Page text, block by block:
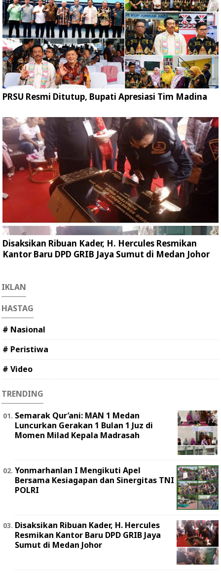
PRSU Resmi Ditutup, Bupati Apresiasi Tim Madina
Disaksikan Ribuan Kader, H. Hercules Resmikan
Kantor Baru DPD GRIB Jaya Sumut di Medan Johor
IKLAN
HASTAG
# Nasional
# Peristiwa
# Video
TRENDING
Semarak Qur’ani: MAN 1 Medan
Luncurkan Gerakan 1 Bulan 1 Juz di
Momen Milad Kepala Madrasah
Yonmarhanlan I Mengikuti Apel
Bersama Kesiagapan dan Sinergitas TNI
POLRI
Disaksikan Ribuan Kader, H. Hercules
Resmikan Kantor Baru DPD GRIB Jaya
Sumut di Medan Johor